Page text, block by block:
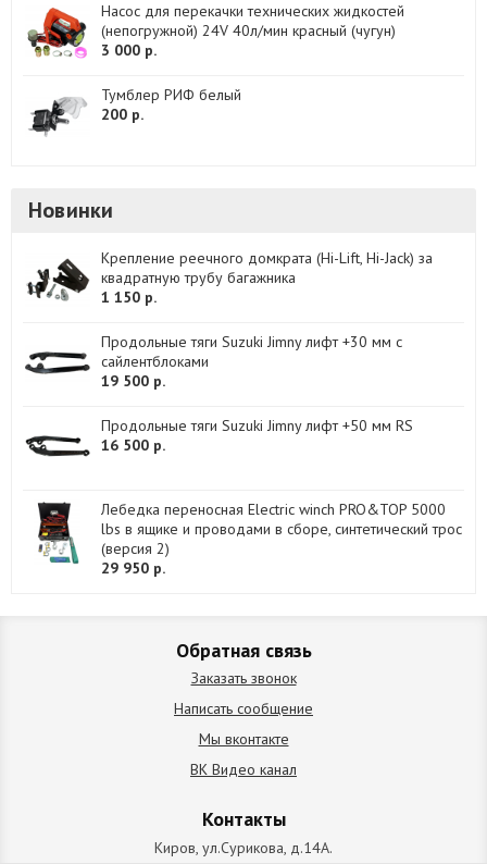
Насос для перекачки технических жидкостей
(непогружной) 24V 40л/мин красный (чугун)
3 000 р.
Тумблер РИФ белый
200 р.
Новинки
Крепление реечного домкрата (Hi-Lift, Hi-Jack) за
квадратную трубу багажника
1 150 р.
Продольные тяги Suzuki Jimny лифт +30 мм с
сайлентблоками
19 500 р.
Продольные тяги Suzuki Jimny лифт +50 мм RS
16 500 р.
Лебедка переносная Electric winch PRO&TOP 5000
lbs в ящике и проводами в сборе, синтетический трос
(версия 2)
29 950 р.
Обратная связь
Заказать звонок
Написать сообщение
Мы вконтакте
ВК Видео канал
Контакты
Киров, ул.Сурикова, д.14А.